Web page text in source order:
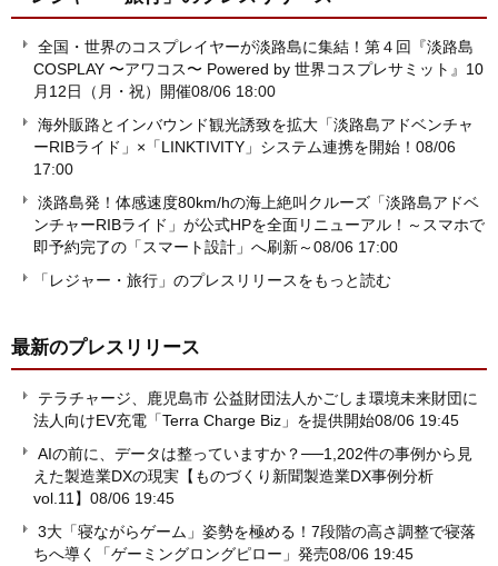
全国・世界のコスプレイヤーが淡路島に集結！第４回『淡路島
COSPLAY 〜アワコス〜 Powered by 世界コスプレサミット』10
月12日（月・祝）開催08/06 18:00
海外販路とインバウンド観光誘致を拡大「淡路島アドベンチャ
ーRIBライド」×「LINKTIVITY」システム連携を開始！ 08/06
17:00
淡路島発！体感速度80km/hの海上絶叫クルーズ「淡路島アドベ
ンチャーRIBライド」が公式HPを全面リニューアル！～スマホで
即予約完了の「スマート設計」へ刷新～08/06 17:00
「レジャー・旅行」のプレスリリースをもっと読む
最新のプレスリリース
テラチャージ、鹿児島市 公益財団法人かごしま環境未来財団に
法人向けEV充電「Terra Charge Biz」を提供開始08/06 19:45
AIの前に、データは整っていますか？──1,202件の事例から見
えた製造業DXの現実【ものづくり新聞製造業DX事例分析
vol.11】 08/06 19:45
3大「寝ながらゲーム」姿勢を極める！7段階の高さ調整で寝落
ちへ導く「ゲーミングロングピロー」発売08/06 19:45